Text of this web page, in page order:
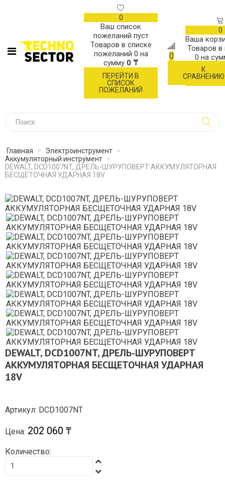
0
Ваш список
пожеланий пуст
Товаров в списке
пожеланий 0 на
сумму 0 ₸
ПЕРЕЙТИ В
СПИСОК
ПОЖЕЛАНИЙ
0
К
СРАВНЕНИЮ
0
Ваша
Товаров в
0 на
Главная > Электроинструмент >
Аккумуляторный инструмент >
DEWALT, DCD1007NT, ДРЕЛЬ-ШУРУПОВЕРТ АККУМУЛЯТОРНАЯ
БЕСЩЕТОЧНАЯ УДАРНАЯ 18V
DEWALT, DCD1007NT, ДРЕЛЬ-ШУРУПОВЕРТ
АККУМУЛЯТОРНАЯ БЕСЩЕТОЧНАЯ УДАРНАЯ
18V
Артикул: DCD1007NT
Цена: 202 060 ₸
Количество: